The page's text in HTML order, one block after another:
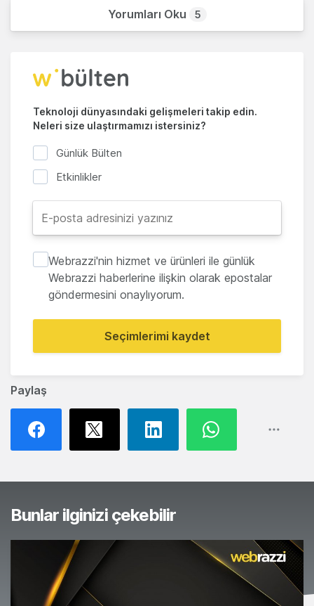
Paylaş
Yorumları Oku 5
Teknoloji dünyasındaki gelişmeleri takip edin.
Neleri size ulaştırmamızı istersiniz?
Günlük Bülten
Etkinlikler
Webrazzi'nin hizmet ve ürünleri ile günlük
Webrazzi haberlerine ilişkin olarak epostalar
göndermesini onaylıyorum.
Seçimlerimi kaydet
Bunlar ilginizi çekebilir